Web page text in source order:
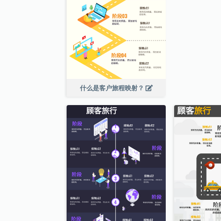
什么是客户旅程映射？